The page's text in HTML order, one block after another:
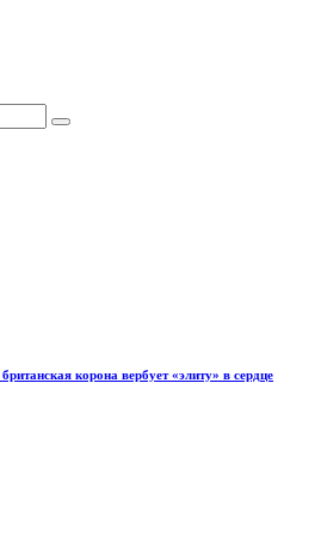
корона вербует «элиту» в сердце